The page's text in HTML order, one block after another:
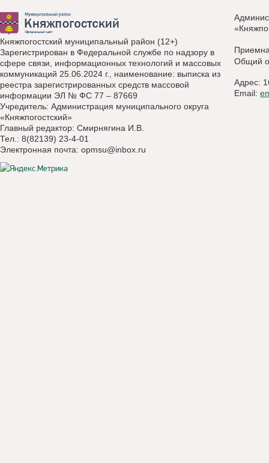
Княжпогостский муниципальный район (12+)
Зарегистрирован в Федеральной службе по надзору в
сфере связи, информационных технологий и массовых
коммуникаций 25.06.2024 г., наименование: выписка из
реестра зарегистрированных средств массовой
информации ЭЛ № ФС 77 – 87669
Учредитель: Администрация муниципального округа
«Княжпогостский»
Главный редактор: Смирнягина И.В.
Тел.: 8(82139) 23-4-01
Электронная почта: opmsu@inbox.ru
Общий
Адрес:
Email: